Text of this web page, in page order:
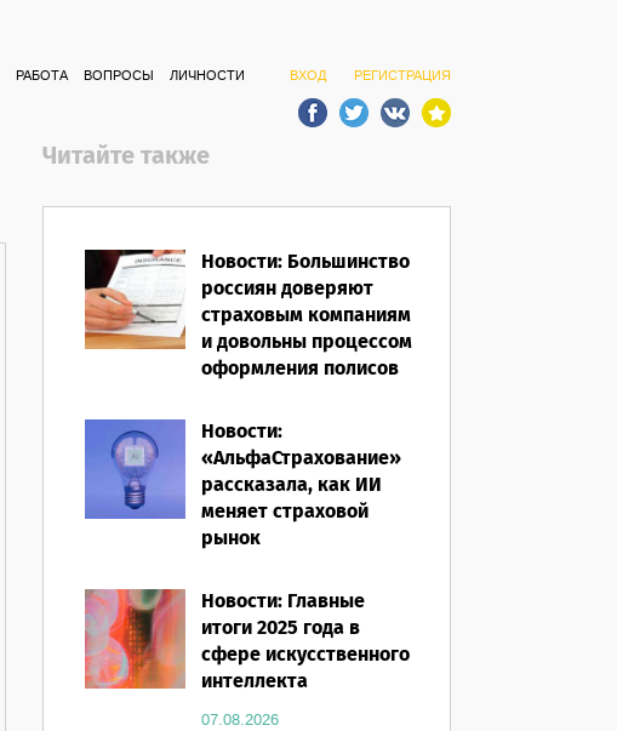
ВХОД РЕГИСТРАЦИЯ
РАБОТА ВОПРОСЫ ЛИЧНОСТИ
Читайте также
Новости: Большинство
россиян доверяют
страховым компаниям
и довольны процессом
оформления полисов
Новости:
«АльфаСтрахование»
рассказала, как ИИ
меняет страховой
рынок
Новости: Главные
итоги 2025 года в
сфере искусственного
интеллекта
07.08.2026